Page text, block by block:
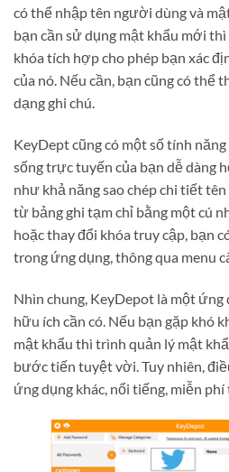
có thể nhập tên người dùng và
bạn cần sử dụng mật khẩu mới
khóa tích hợp cho phép bạn xác
của nó. Nếu cần, bạn cũng có thể
dạng ghi chú.
KeyDept cũng có một số tính
sống trực tuyến của bạn dễ dàng
như khả năng sao chép chi tiết
từ bảng ghi tạm chỉ bằng một cú
hoặc thay đổi khóa truy cập, bạn
trong ứng dụng, thông qua menu
Nhìn chung, KeyDepot là một
hữu ích cần có. Nếu bạn gặp khó
mật khẩu thì trình quản lý mật
bước tiến tuyệt vời. Tuy nhiên,
ứng dụng khác, nổi tiếng, miễn